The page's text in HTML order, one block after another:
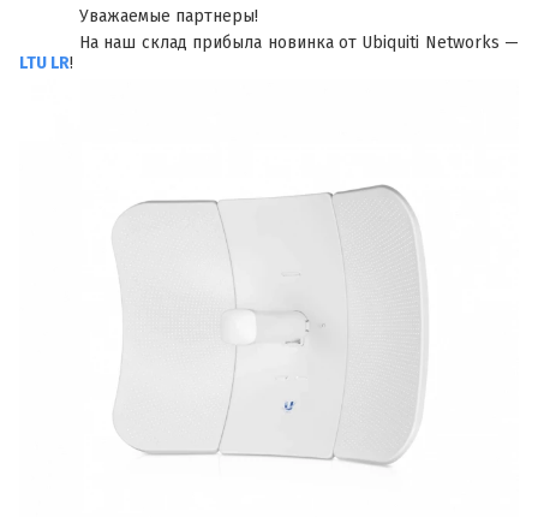
Уважаемые партнеры!
На наш склад прибыла новинка от Ubiquiti Networks —
LTU LR!